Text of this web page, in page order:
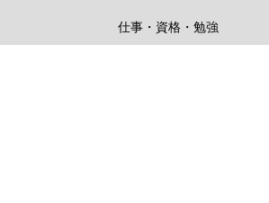
仕事・資格・勉強